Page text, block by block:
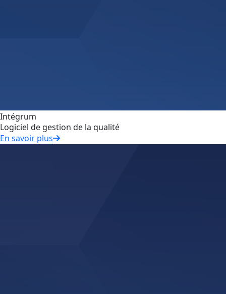
Intégrum
Logiciel de gestion de la qualité
En savoir plus